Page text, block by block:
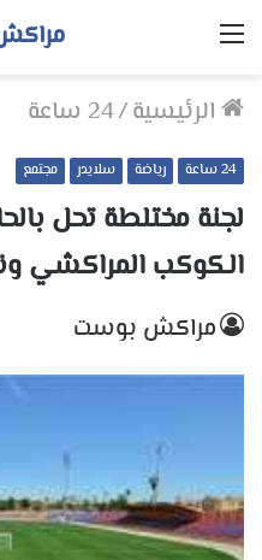
القائمة
الرئيسية/24 ساعة
24 ساعة رياضة سلايدر مجتمع
لجنة مختلطة تحل
الكوكب المراكشي
مراكش بوست